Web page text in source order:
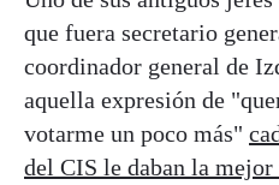
que fuera secretario
coordinador general de
aquella expresión de
votarme un poco más"
del CIS le daban la